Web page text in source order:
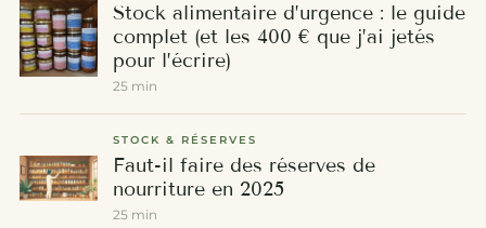
Stock alimentaire d’urgence : le guide
complet (et les 400 € que j’ai jetés
pour l’écrire)
25 min
STOCK & RÉSERVES
Faut-il faire des réserves de
nourriture en 2025
25 min